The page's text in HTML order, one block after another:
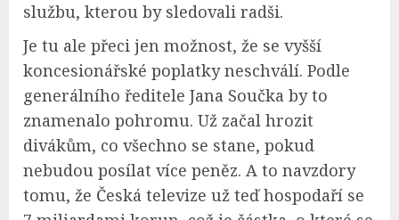
službu, kterou by sledovali radši.
Je tu ale přeci jen možnost, že se vyšší
koncesionářské poplatky neschválí. Podle
generálního ředitele Jana Součka by to
znamenalo pohromu. Už začal hrozit
divákům, co všechno se stane, pokud
nebudou posílat více peněz. A to navzdory
tomu, že Česká televize už teď hospodaří se